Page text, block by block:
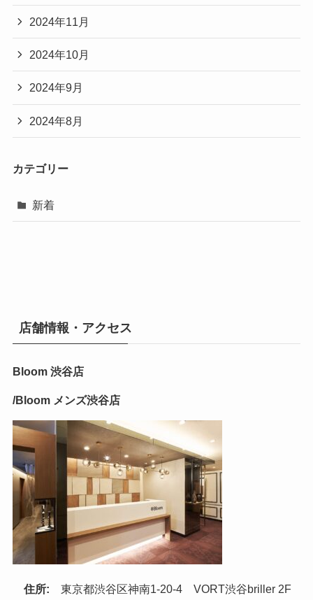
2024年11月
2024年10月
2024年9月
2024年8月
カテゴリー
新着
店舗情報・アクセス
Bloom 渋谷店
/Bloom メンズ渋谷店
住所: 東京都渋谷区神南1-20-4 VORT渋谷briller 2F